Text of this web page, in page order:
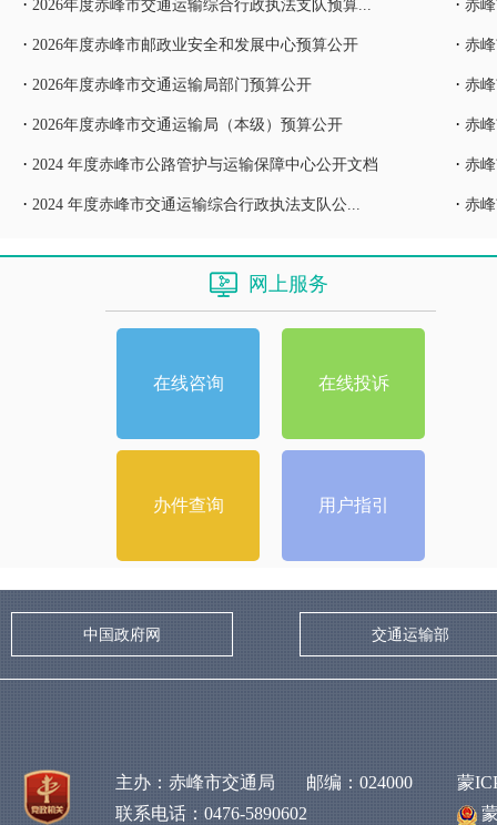
· 2026年度赤峰市交通运输综合行政执法支队预算...
· 2026年度赤峰市邮政业安全和发展中心预算公开
· 2026年度赤峰市交通运输局部门预算公开
· 2026年度赤峰市交通运输局（本级）预算公开
· 2024 年度赤峰市公路管护与运输保障中心公开文档
· 2024 年度赤峰市交通运输综合行政执法支队公...
· 赤
· 赤
· 赤
· 赤
· 赤
· 赤
网上服务
在线咨询 在线投诉
办件查询 用户指引
中国政府网 交通运输部
主办：赤峰市交通局 邮编：024000
联系电话：0476-5890602
蒙